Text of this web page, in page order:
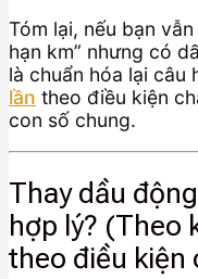
Tóm lại, nếu bạn
hạn km” nhưng có
là chuẩn hóa lại câu
lần theo điều kiện
con số chung.
Thay dầu
hợp lý? (Theo
theo điều kiện